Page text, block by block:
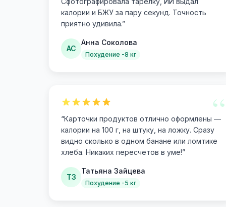
калории и БЖУ за пару секунд. Точность
приятно удивила.”
АС
Анна Соколова
Похудение -8 кг
“
“Карточки продуктов отлично оформлены —
калории на 100 г, на штуку, на ложку. Сразу
видно сколько в одном банане или ломтике
хлеба. Никаких пересчетов в уме!”
ТЗ
Татьяна Зайцева
Похудение -5 кг